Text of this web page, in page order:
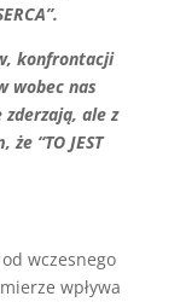
konfrontacji
wobec nas
ale z
“TO JEST
wczesnego
wpływa